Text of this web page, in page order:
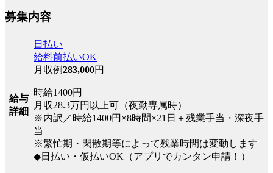
募集内容
給与
詳細
日払い
給料前払いOK
月収例283,000円
時給1400円
月収28.3万円以上可（夜勤専属時）
※内訳／時給1400円×8時間×21日＋残業手当・深夜手
当
※繁忙期・閑散期等によって残業時間は変動します
◆日払い・仮払いOK（アプリでカンタン申請！）